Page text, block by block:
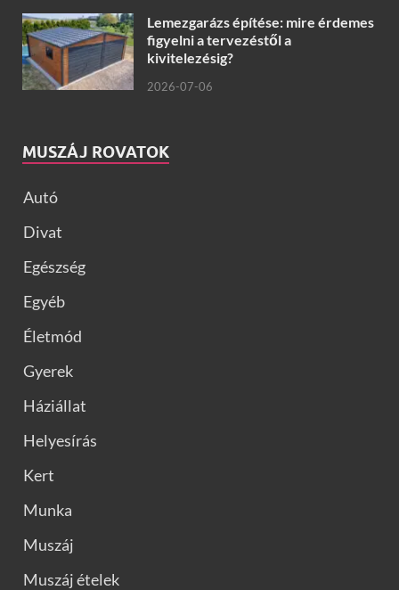
Lemezgarázs építése: mire érdemes
figyelni a tervezéstől a
kivitelezésig?
2026-07-06
MUSZÁJ ROVATOK
Autó
Divat
Egészség
Egyéb
Életmód
Gyerek
Háziállat
Helyesírás
Kert
Munka
Muszáj
Muszáj ételek